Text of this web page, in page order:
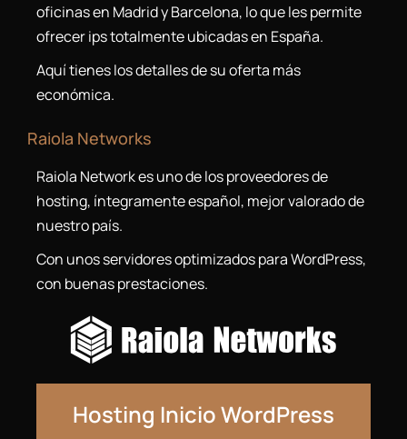
oficinas en Madrid y Barcelona, lo que les permite
ofrecer ips totalmente ubicadas en España.
Aquí tienes los detalles de su oferta más
económica.
Raiola Networks
Raiola Network es uno de los proveedores de
hosting, íntegramente español, mejor valorado de
nuestro país.
Con unos servidores optimizados para WordPress,
con buenas prestaciones.
Hosting Inicio WordPress